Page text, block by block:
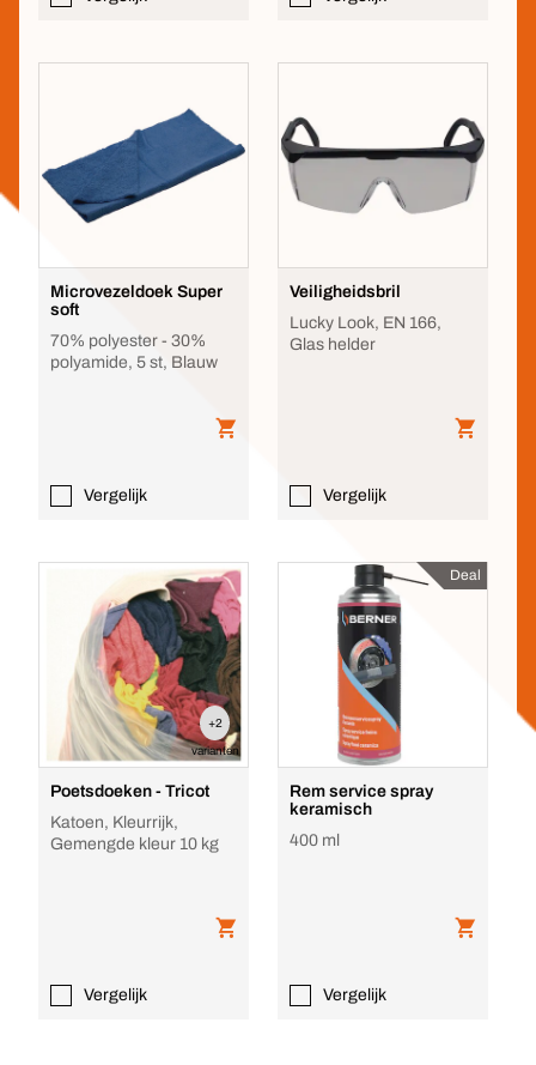
Microvezeldoek Super
soft
70% polyester - 30%
polyamide, 5 st, Blauw
Vergelijk
Veiligheidsbril
Lucky Look, EN 166,
Glas helder
Vergelijk
+2
varianten
Poetsdoeken - Tricot
Katoen, Kleurrijk,
Gemengde kleur 10 kg
Vergelijk
Deal
Rem service spray
keramisch
400 ml
Vergelijk